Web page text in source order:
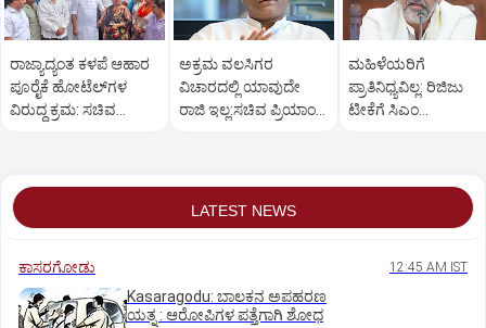
ರಾಜ್ಯಾದ್ಯಂತ ಕಳಪೆ ಆಹಾರ
ಪೂರೈಕೆ ಹೋಟೆಲ್‌ಗಳ
ವಿರುದ್ಧ ಕ್ರಮ: ಸಚಿವ
ಅಕ್ರಮ ವಲಸಿಗರ
ವಿಚಾರದಲ್ಲಿ ಯಾವುದೇ
ರಾಜಿ ಇಲ್ಲ:ಸಚಿವ ಪ್ರಿಯಾಂಕ್
ಮಹಿಳೆಯರಿಗೆ
ಪ್ರಾತಿನಿಧ್ಯವಿಲ್ಲ: ರಿಜಿಜು
ಟೀಕೆಗೆ ಸಿಎಂ
LATEST NEWS
ಕಾಸರಗೋಡು 12:45 AM IST
Kasaragodu: ಬಾಲಕನ ಅಪಹರಣ
ಯತ್ನ : ಆರೋಪಿಗಳ ಪತ್ತೆಗಾಗಿ ಶೋಧ